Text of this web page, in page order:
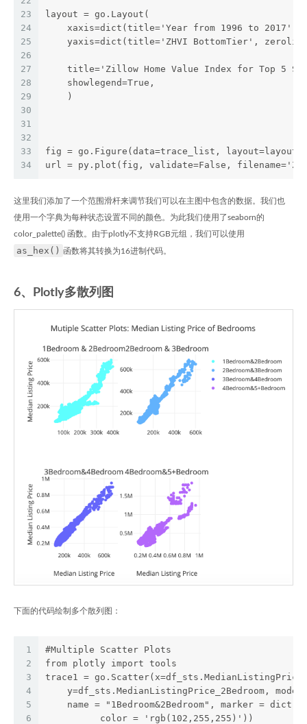
23
24
25
26
27
28
29
30
31
32
33
34
layout = go.Layout(
xaxis=dict(title='Year from 1996 to 2017',
yaxis=dict(title='ZHVI BottomTier',
title='Zillow Home Value Index for Top 5
    showlegend=True,
    )
fig = go.Figure(data=trace_list, layout=layout)
url = py.plot(fig, validate=False,
这里我们添加了一个范围滑杆来调节我们可以在主图中包含的数据。我们也
使用一个字典为每种状态设置不同的颜色。为此我们使用了seaborn的
color_palette() 函数。由于plotly不支持RGB元组，我们可以使用
as_hex() 函数将其转换为16进制代码。
6、Plotly多散列图
下面的代码绘制多个散列图：
1
2
3
4
5
6
#Multiple Scatter Plots
from plotly import tools
trace1 =
y=df_sts.MedianListingPrice_2Bedroom,
    name = "1Bedroom&2Bedroom", marker = dict(
          color = 'rgb(102,255,255)'))